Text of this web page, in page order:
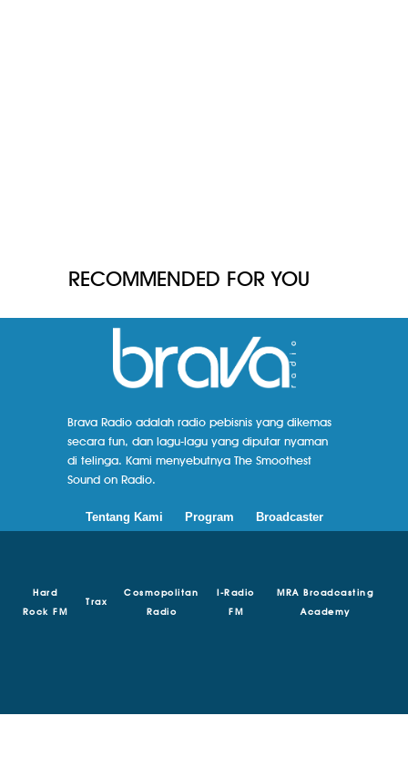
RECOMMENDED FOR YOU
Brava Radio adalah radio pebisnis yang dikemas
secara fun, dan lagu-lagu yang diputar nyaman
di telinga. Kami menyebutnya The Smoothest
Sound on Radio.
Tentang Kami Program Broadcaster
Hard
Rock FM
Trax
Cosmopolitan
Radio
I-Radio
FM
MRA Broadcasting
Academy